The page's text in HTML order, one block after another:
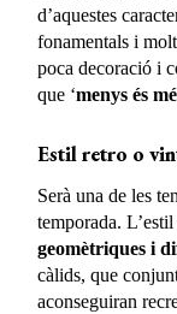
d’aquestes
fonamentals i
poca decoració i
que ‘menys és
Estil retro o
Serà una de les
temporada.
geomètriques i
càlids, que
aconseguiran